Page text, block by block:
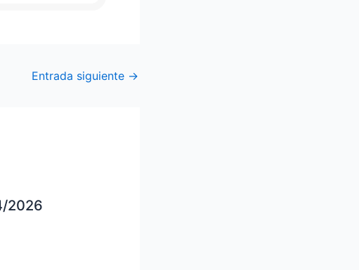
Entrada siguiente →
2026